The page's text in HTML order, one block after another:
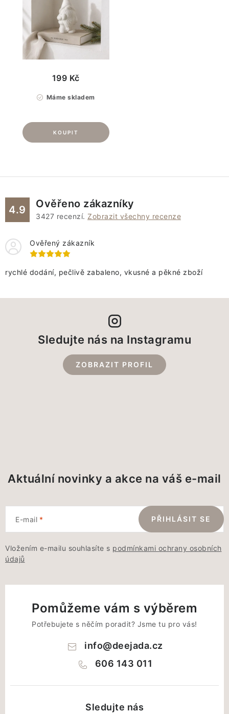
Máme skladem
199 Kč
4.9 Ověřeno zákazníky
3427 recenzí. Zobrazit všechny recenze
Ověřený zákazník
rychlé dodání, pečlivě zabaleno, vkusné a pěkné zboží
Sledujte nás na Instagramu
ZOBRAZIT PROFIL
Aktuální novinky a akce na váš e-mail
E-mail
Vložením e-mailu souhlasíte s podmínkami ochrany osobních
údajů
PŘIHLÁSIT SE
Pomůžeme vám s výběrem
Potřebujete s něčím poradit? Jsme tu pro vás!
info@deejada.cz
606 143 011